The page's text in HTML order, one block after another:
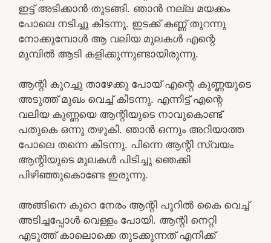
ഇട്ട് അടിക്കാൻ തുടങ്ങി. ഞാൻ നല്ല മയക്കം
പോലെ നടിച്ചു കിടന്നു. ഇടക്ക് കണ്ണ് തുറന്നു
നോക്കുമ്പോൾ ആ വലിയ മുലകൾ എന്റെ
മുമ്പിൽ ആടി കളിക്കുന്നുണ്ടായിരുന്നു.
ആന്റി കുറച്ചു താഴേക്കു പോയ്‌ എന്റെ കുണ്ണയുടെ
അടുത്ത് മുഖം വെച്ച് കിടന്നു. എന്നിട്ട് എന്റെ
വലിയ കുണ്ണയെ ആന്റിയുടെ നാവുകൊണ്ട്
പതുകെ ഒന്നു തഴുകി. ഞാൻ ഒന്നും അറിയാത്ത
പോലെ തന്നെ കിടന്നു. പിന്നെ ആന്റി സ്വയം
ആന്റിയുടെ മുലകൾ പിടിച്ചു ഞെക്കി
പിഴിഞ്ഞുകൊണ്ടേ ഇരുന്നു.
അങ്ങിനെ കുറെ നേരം ആന്റി പൂറിൽ കൈ വെച്ച്
അടിച്ചപ്പോൾ വെള്ളം പോയി. ആന്റി നെറ്റി
എടുത്ത് കാലൊക്കെ തുടക്കുന്നത് എനിക്ക്